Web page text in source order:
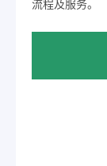
流程及服务。